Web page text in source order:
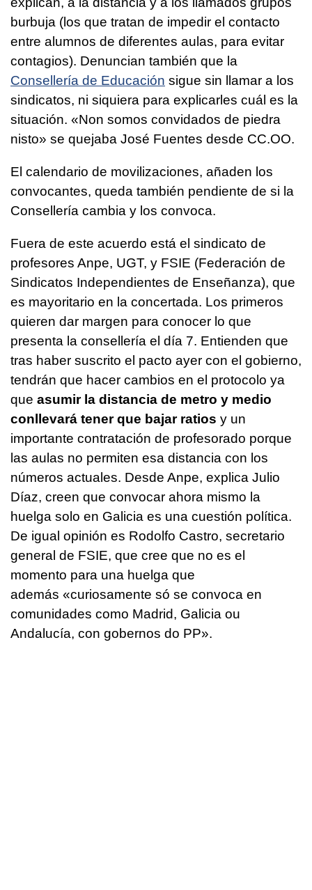
burbuja (los que tratan de impedir el contacto
entre alumnos de diferentes aulas, para evitar
contagios). Denuncian también que la
Consellería de Educación sigue sin llamar a los
sindicatos, ni siquiera para explicarles cuál es la
situación. «Non somos convidados de piedra
nisto» se quejaba José Fuentes desde CC.OO.
El calendario de movilizaciones, añaden los
convocantes, queda también pendiente de si la
Consellería cambia y los convoca.
Fuera de este acuerdo está el sindicato de
profesores Anpe, UGT, y FSIE (Federación de
Sindicatos Independientes de Enseñanza), que
es mayoritario en la concertada. Los primeros
quieren dar margen para conocer lo que
presenta la consellería el día 7. Entienden que
tras haber suscrito el pacto ayer con el gobierno,
tendrán que hacer cambios en el protocolo ya
que asumir la distancia de metro y medio
conllevará tener que bajar ratios y un
importante contratación de profesorado porque
las aulas no permiten esa distancia con los
números actuales. Desde Anpe, explica Julio
Díaz, creen que convocar ahora mismo la
huelga solo en Galicia es una cuestión política.
De igual opinión es Rodolfo Castro, secretario
general de FSIE, que cree que no es el
momento para una huelga que
además «curiosamente só se convoca en
comunidades como Madrid, Galicia ou
Andalucía, con gobernos do PP».